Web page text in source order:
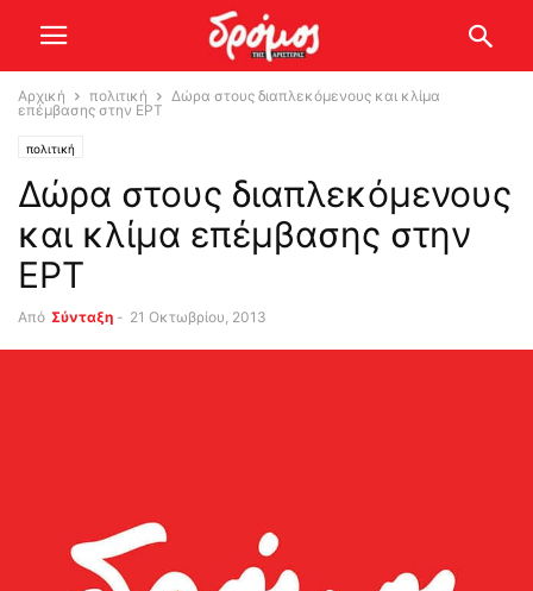
Αρχική πολιτική
Δώρα στους διαπλεκόμενους και κλίμα
επέμβασης στην ΕΡΤ
πολιτική
Δώρα στους διαπλεκόμενους
και κλίμα επέμβασης στην
ΕΡΤ
Από Σύνταξη - 21 Οκτωβρίου, 2013